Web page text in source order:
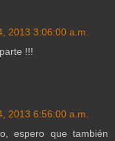
2013 3:06:00 a.m.
!!!
2013 6:56:00 a.m.
espero que también